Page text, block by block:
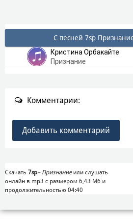
С песней 7sp
Кристина Орбакайте
Признание
Комментарии:
Добавить комментарий
Скачать 7sp– Признаниеили слушать
онлайн в mp3 с размером 6,43 Mб и
продолжительностью 04:40